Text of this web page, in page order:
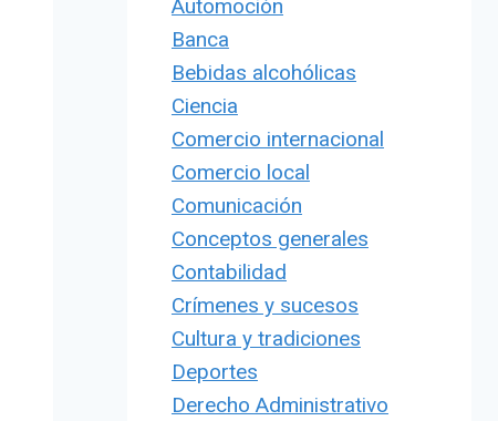
Automoción
Banca
Bebidas alcohólicas
Ciencia
Comercio internacional
Comercio local
Comunicación
Conceptos generales
Contabilidad
Crímenes y sucesos
Cultura y tradiciones
Deportes
Derecho Administrativo